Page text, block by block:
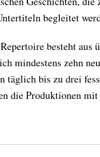
begleitet
besteht aus
mindestens zehn
täglich bis zu drei
die Produktionen